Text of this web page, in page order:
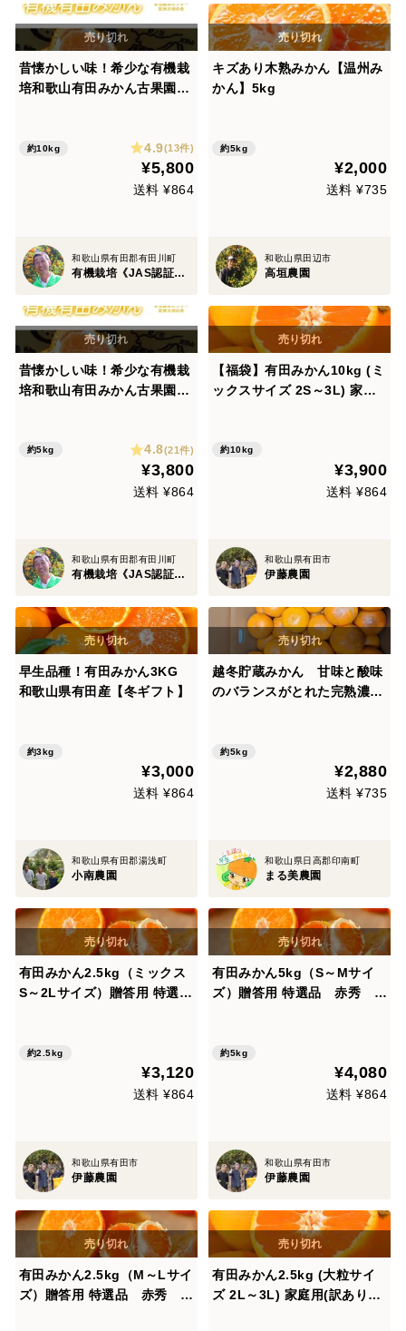
昔懐かしい味！希少な有機栽
培和歌山有田みかん古果園
約10kg 4.9(13件)
¥5,800
送料 ¥864
和歌山県有田郡有田川町
有機栽培《JAS認証》農家・ 古果園 （こかえん）
キズあり木熟みかん【温州み
かん】5kg
約5kg
¥2,000
送料 ¥735
和歌山県田辺市
高垣農園
昔懐かしい味！希少な有機栽
培和歌山有田みかん古果園
約5kg 4.8(21件)
¥3,800
送料 ¥864
和歌山県有田郡有田川町
有機栽培《JAS認証》農家・ 古果園 （こかえん）
【福袋】有田みかん10kg (ミ
ックスサイズ 2S～3L) 家庭
約10kg
¥3,900
送料 ¥864
和歌山県有田市
伊藤農園
早生品種！有田みかん3KG
和歌山県有田産【冬ギフト】
約3kg
¥3,000
送料 ¥864
和歌山県有田郡湯浅町
小南農園
越冬貯蔵みかん 甘味と酸味
のバランスがとれた完熟濃厚
約5kg
¥2,880
送料 ¥735
和歌山県日高郡印南町
まる美農園
有田みかん2.5kg（ミックス
S～2Lサイズ）贈答用 特選
約2.5kg
¥3,120
送料 ¥864
和歌山県有田市
伊藤農園
有田みかん5kg（S～Mサイ
ズ）贈答用 特選品 赤秀 和
約5kg
¥4,080
送料 ¥864
和歌山県有田市
伊藤農園
有田みかん2.5kg（M～Lサイ
ズ）贈答用 特選品 赤秀 和
有田みかん2.5kg (大粒サイ
ズ 2L～3L) 家庭用(訳あり品)